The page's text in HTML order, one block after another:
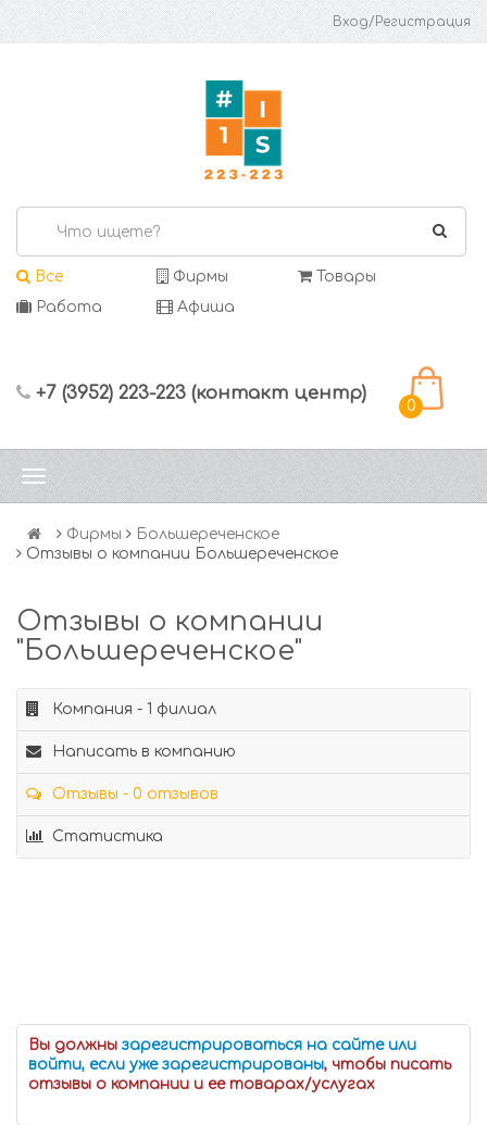
Вход/Регистрация
Все Фирмы
Товары
Работа
Афиша
+7 (3952) 223-223 (контакт центр)
0
Фирмы
Большереченское
Отзывы о компании Большереченское
Отзывы о компании
"Большереченское"
Компания - 1 филиал
Написать в компанию
Отзывы - 0 отзывов
Статистика
Вы должны зарегистрироваться на сайте или
войти, если уже зарегистрированы, чтобы писать
отзывы о компании и ее товарах/услугах